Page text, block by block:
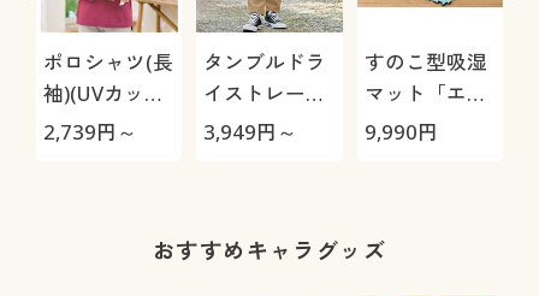
ポロシャツ(長
袖)(UVカッ
ト・洗濯機
2,739円～
タンブルドラ
イストレート
パンツ(ストレ
カット・静電
3,949円～
すのこ型吸湿
マット「エア
ージョブ®」
9,990円
おすすめキャラグッズ